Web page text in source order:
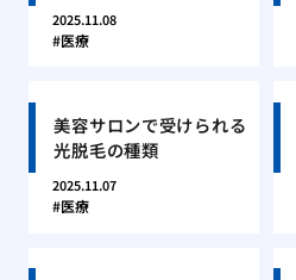
2025.11.08
医療
美容サロンで受けられる
光脱毛の種類
2025.11.07
医療